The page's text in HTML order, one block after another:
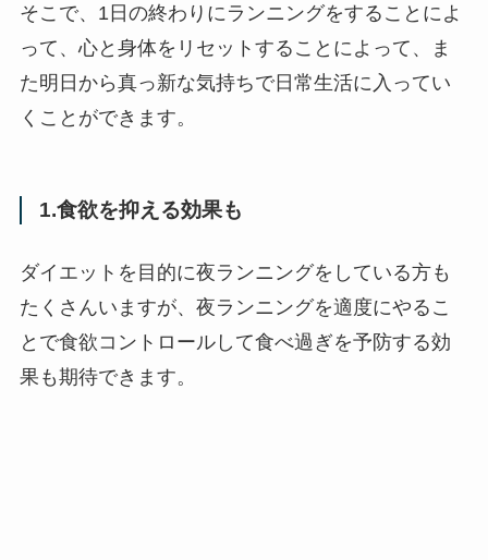
そこで、1日の終わりにランニングをすることによ
って、心と身体をリセットすることによって、ま
た明日から真っ新な気持ちで日常生活に入ってい
くことができます。
1.食欲を抑える効果も
ダイエットを目的に夜ランニングをしている方も
たくさんいますが、夜ランニングを適度にやるこ
とで食欲コントロールして食べ過ぎを予防する効
果も期待できます。